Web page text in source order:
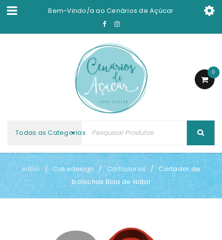
Bem-Vindo/a ao Cenários de Açúcar
0
Todas as Categorias
Início / Cakedesign / Cortadores /
Cortador de
bolachas Bola de Natal